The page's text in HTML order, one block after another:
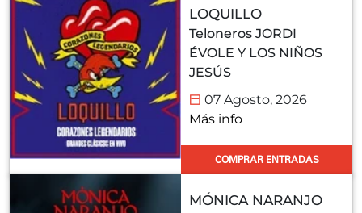
LOQUILLO
Teloneros JORDI
ÉVOLE Y LOS NIÑOS
JESÚS
07 Agosto, 2026
Más info
COMPRAR ENTRADAS
MÓNICA NARANJO